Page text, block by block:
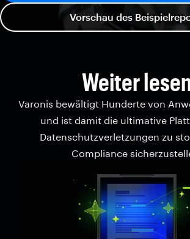
Vorschau des
Weiter
Varonis bewältigt Hunderte von
und ist damit die ultimative
Datenschutzverletzungen zu
Compliance